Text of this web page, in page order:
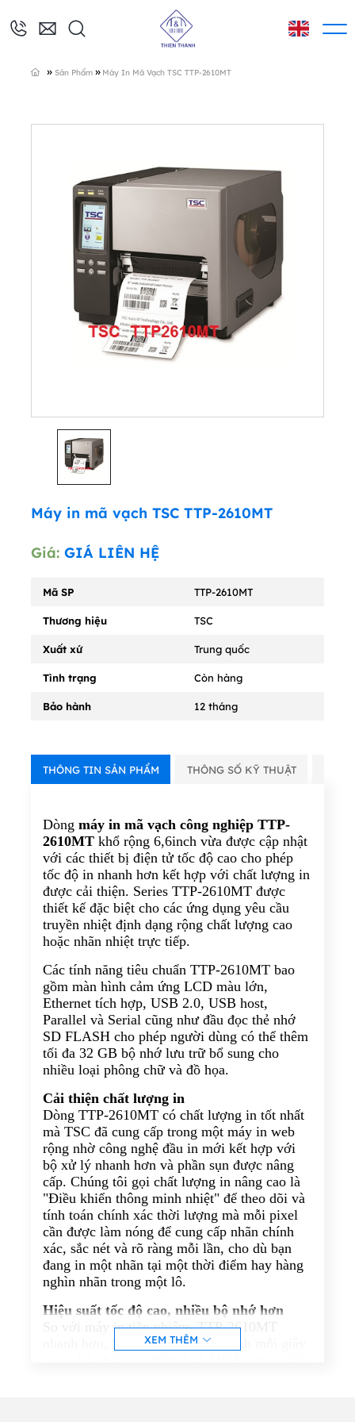
» Sản Phẩm » Máy In Mã Vạch TSC TTP-2610MT
Máy in mã vạch TSC TTP-2610MT
Giá: GIÁ LIÊN HỆ
Mã SP TTP-2610MT
Thương hiệu TSC
Xuất xứ Trung quốc
Tình trạng Còn hàng
Bảo hành 12 tháng
THÔNG TIN SẢN PHẨM THÔNG SỐ KỸ THUẬT
Dòng máy in mã vạch công nghiệp TTP-
2610MTkhổ rộng 6,6inch vừa được cập nhật
với các thiết bị điện tử tốc độ cao cho phép
tốc độ in nhanh hơn kết hợp với chất lượng in
được cải thiện. Series TTP-2610MT được
thiết kế đặc biệt cho các ứng dụng yêu cầu
truyền nhiệt định dạng rộng chất lượng cao
hoặc nhãn nhiệt trực tiếp.
Các tính năng tiêu chuẩn TTP-2610MT bao
gồm màn hình cảm ứng LCD màu lớn,
Ethernet tích hợp, USB 2.0, USB host,
Parallel và Serial cũng như đầu đọc thẻ nhớ
SD FLASH cho phép người dùng có thể thêm
tối đa 32 GB bộ nhớ lưu trữ bổ sung cho
nhiều loại phông chữ và đồ họa.
Cải thiện chất lượng in
Dòng TTP-2610MT có chất lượng in tốt nhất
mà TSC đã cung cấp trong một máy in web
rộng nhờ công nghệ đầu in mới kết hợp với
bộ xử lý nhanh hơn và phần sụn được nâng
cấp. Chúng tôi gọi chất lượng in nâng cao là
"Điều khiển thông minh nhiệt" để theo dõi và
tính toán chính xác thời lượng mà mỗi pixel
cần được làm nóng để cung cấp nhãn chính
xác, sắc nét và rõ ràng mỗi lần, cho dù bạn
đang in một nhãn tại một thời điểm hay hàng
nghìn nhãn trong một lô.
Hiệu suất tốc độ cao, nhiều bộ nhớ hơn
So với máy in tiền nhiệm, TTP-2610MT
nhanh hơn, hiệu suất lên tới 12 inch mỗi giây
XEM THÊM